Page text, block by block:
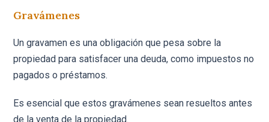
Gravámenes
Un gravamen es una obligación que pesa sobre la
propiedad para satisfacer una deuda, como impuestos no
pagados o préstamos.
Es esencial que estos gravámenes sean resueltos antes
de la venta de la propiedad.